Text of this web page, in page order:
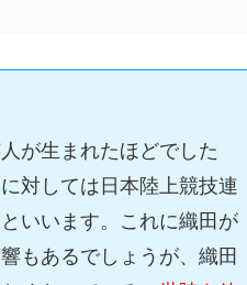
が生まれたほどでした
対しては日本陸上競技連
いいます。これに織田が
もあるでしょうが、織田